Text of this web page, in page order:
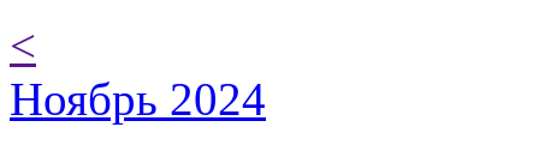
<
Ноябрь 2024